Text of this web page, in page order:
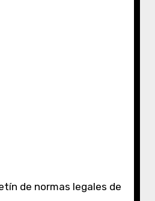
de normas legales de